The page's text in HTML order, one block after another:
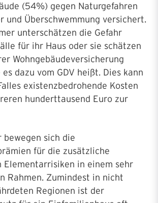
(54%) gegen Naturgefahren
und Überschwemmung versichert.
unterschätzen die Gefahr
für ihr Haus oder sie schätzen
Wohngebäudeversicherung
dazu vom GDV heißt. Dies kann
existenzbedrohende Kosten
hunderttausend Euro zur
bewegen sich die
für die zusätzliche
Elementarrisiken in einem sehr
Rahmen. Zumindest in nicht
Regionen ist der